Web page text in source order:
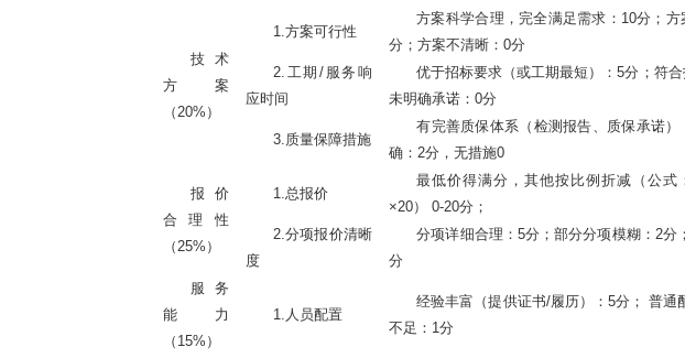
技术
方案
（ 20%）
1.方案可行性
方案科学合理，完全满足需求： 10分；
分；方案不清晰：0分
2.工期/服务响
应时间
优于招标要求（或工期最短）：5分；符合
未明确承诺：0分
3.质量保障措施
有完善质保体系（检测报告、质保承诺）
确：2分，无措施0
报价
合理性
（ 25%）
1.总报价
最低价得满分，其他按比例折减（公式
×20） 0-20分；
2.分项报价清晰
度
分项详细合理： 5分；部分分项模糊：2分
分
服务
能力
（ 15%）
1.人员配置
经验丰富（提供证书/履历）：5分； 普通
不足：1分